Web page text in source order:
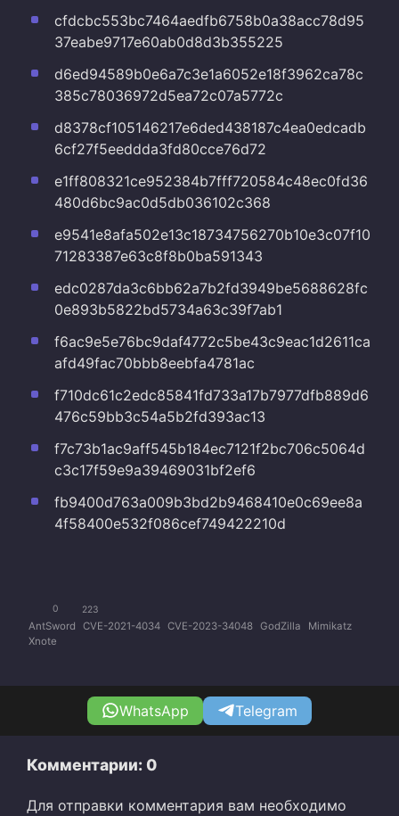
cfdcbc553bc7464aedfb6758b0a38acc78d95
37eabe9717e60ab0d8d3b355225
d6ed94589b0e6a7c3e1a6052e18f3962ca78c
385c78036972d5ea72c07a5772c
d8378cf105146217e6ded438187c4ea0edcadb
6cf27f5eeddda3fd80cce76d72
e1ff808321ce952384b7fff720584c48ec0fd36
480d6bc9ac0d5db036102c368
e9541e8afa502e13c18734756270b10e3c07f10
71283387e63c8f8b0ba591343
edc0287da3c6bb62a7b2fd3949be5688628fc
0e893b5822bd5734a63c39f7ab1
f6ac9e5e76bc9daf4772c5be43c9eac1d2611ca
afd49fac70bbb8eebfa4781ac
f710dc61c2edc85841fd733a17b7977dfb889d6
476c59bb3c54a5b2fd393ac13
f7c73b1ac9aff545b184ec7121f2bc706c5064d
c3c17f59e9a39469031bf2ef6
fb9400d763a009b3bd2b9468410e0c69ee8a
4f58400e532f086cef749422210d
0 223
AntSword CVE-2021-4034 CVE-2023-34048 GodZilla
Mimikatz
Xnote
WhatsApp Telegram
Комментарии: 0
Для отправки комментария вам необходимо